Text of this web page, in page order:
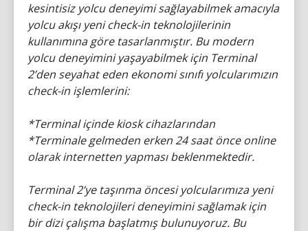
kesintisiz yolcu deneyimi sağlayabilmek amacıyla
yolcu akışı yeni check-in teknolojilerinin
kullanımına göre tasarlanmıştır. Bu modern
yolcu deneyimini yaşayabilmek için Terminal
2’den seyahat eden ekonomi sınıfı yolcularımızın
check-in işlemlerini:
*Terminal içinde kiosk cihazlarından
*Terminale gelmeden erken 24 saat önce online
olarak internetten yapması beklenmektedir.
Terminal 2’ye taşınma öncesi yolcularımıza yeni
check-in teknolojileri deneyimini sağlamak için
bir dizi çalışma başlatmış bulunuyoruz. Bu